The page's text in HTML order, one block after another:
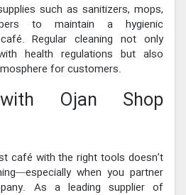
such as sanitizers, mops,
to maintain a hygienic
Regular cleaning not only
health regulations but also
for customers.
Ojan Shop
café with the right tools doesn’t
when you partner
As a leading supplier of